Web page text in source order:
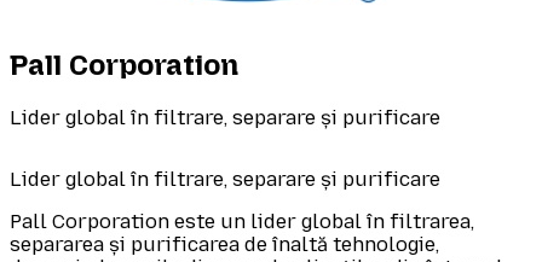
Pall Corporation
Lider global în filtrare, separare și purificare
Lider global în filtrare, separare și purificare
Pall Corporation este un lider global în filtrarea,
separarea și purificarea de înaltă tehnologie,